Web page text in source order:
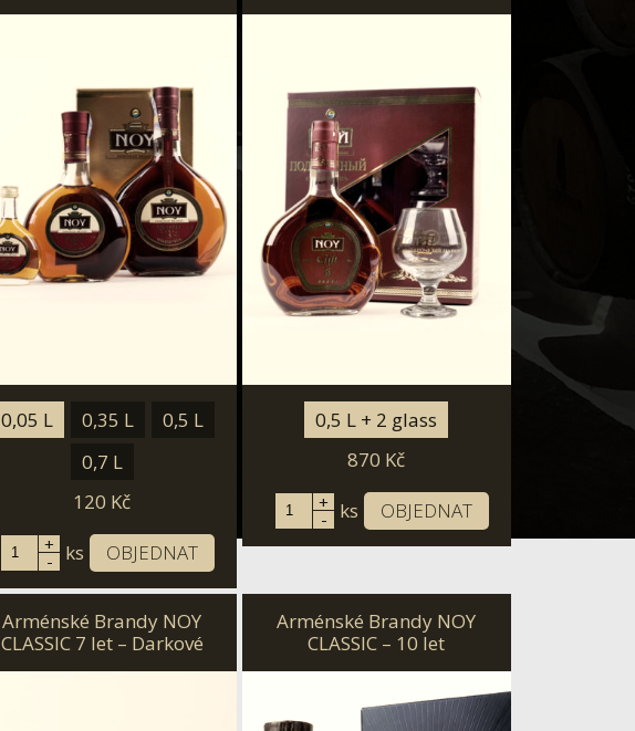
0,05 L 0,35 L
0,5 L
0,7 L
120 Kč
+
- ks OBJEDNAT
0,5 L + 2 glass
870 Kč
+
- ks OBJEDNAT
Arménské Brandy NOY
CLASSIC 7 let – Darkové
balení se skleničkou
Arménské Brandy NOY
CLASSIC – 10 let